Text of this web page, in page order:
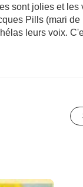
sont jolies et
Pills (mari
leurs voix.